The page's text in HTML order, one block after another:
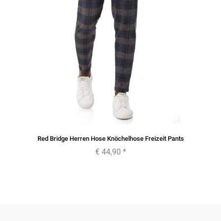
Red Bridge Herren Hose Knöchelhose Freizeit Pants
€ 44,90 *